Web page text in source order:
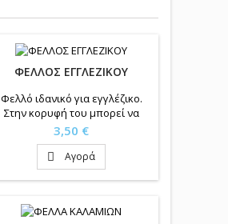
ΦΕΛΛΟΣ ΕΓΓΛΕΖΙΚΟΥ
Φελλό ιδανικό για εγγλέζικο.
Στην κορυφή του μπορεί να
προσαρμοστεί σιαλούμ
Τιμή
3,50 €
 Αγορά